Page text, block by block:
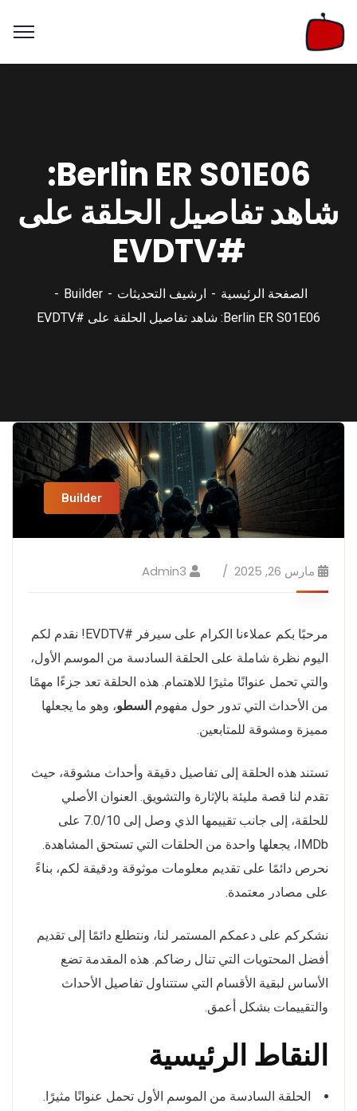
Berlin ER S01E06:
شاهد تفاصيل الحلقة على
#EVDTV
الصفحة الرئيسية ارشيف التحديثات
Builder
Berlin ER S01E06: شاهد تفاصيل الحلقة على #EVDTV
Builder
مارس 26, 2025 Admin3
مرحبًا بكم عملاءنا الكرام على سيرفر #EVDTV! نقدم لكم
اليوم نظرة شاملة على الحلقة السادسة من الموسم الأول،
والتي تحمل عنوانًا مثيرًا للاهتمام. هذه الحلقة تعد جزءًا مهمًا
من الأحداث التي تدور حول مفهوم السطو، وهو ما يجعلها
مميزة ومشوقة للمتابعين.
تستند هذه الحلقة إلى تفاصيل دقيقة وأحداث مشوقة، حيث
تقدم لنا قصة مليئة بالإثارة والتشويق. العنوان الأصلي
للحلقة، إلى جانب تقييمها الذي وصل إلى 7.0/10 على
IMDb، يجعلها واحدة من الحلقات التي تستحق المشاهدة.
نحرص دائمًا على تقديم معلومات موثوقة ودقيقة لكم، بناءً
على مصادر معتمدة.
نشكركم على دعمكم المستمر لنا، ونتطلع دائمًا إلى تقديم
أفضل المحتويات التي تنال رضاكم. هذه المقدمة تضع
الأساس لبقية الأقسام التي ستتناول تفاصيل الأحداث
والتقييمات بشكل أعمق.
النقاط الرئيسية
الحلقة السادسة من الموسم الأول تحمل عنوانًا مثيرًا.